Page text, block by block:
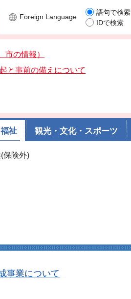
市の情報）
と事前の備えについて
Foreign Language
語句で検索
IDで検索
祉 観光・文化・スポーツ
保険外)
事業について